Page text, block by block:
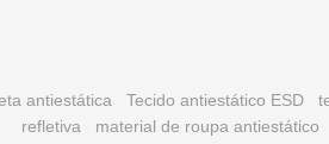
antiestática Tecido antiestático ESD
refletiva
material de roupa antiestático